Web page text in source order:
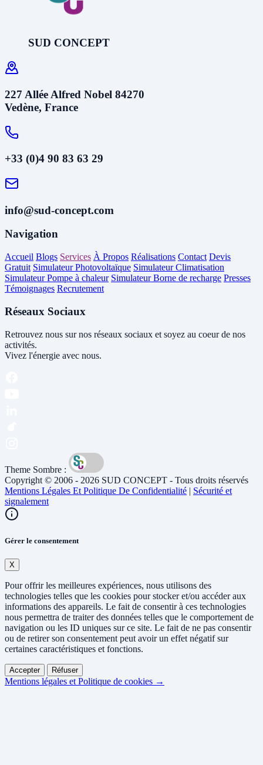
SUD CONCEPT
227 Allée Alfred Nobel 84270
Vedène, France
+33 (0)4 90 83 63 29
info@sud-concept.com
Navigation
Accueil Blogs Services À Propos Réalisations Contact Devis
Gratuit Simulateur Photovoltaïque Simulateur Climatisation
Simulateur Pompe à chaleur Simulateur Borne de recharge Presses
Témoignages Recrutement
Réseaux Sociaux
Retrouvez nous sur nos réseaux sociaux et soyez au coeur de nos
activités.
Vivez l'énergie avec nous.
Theme Sombre :
Copyright © 2006 - 2026 SUD CONCEPT - Tous droits réservés
Mentions Légales Et Politique De Confidentialité | Sécurité et
signalement
Gérer le consentement
X
Pour offrir les meilleures expériences, nous utilisons des
technologies telles que les cookies pour stocker et/ou accéder aux
informations des appareils. Le fait de consentir à ces technologies
nous permettra de traiter des données telles que le comportement de
navigation ou les ID uniques sur ce site. Le fait de ne pas consentir
ou de retirer son consentement peut avoir un effet négatif sur
certaines caractéristiques et fonctions.
Accepter Réfuser
Mentions légales et Politique de cookies →